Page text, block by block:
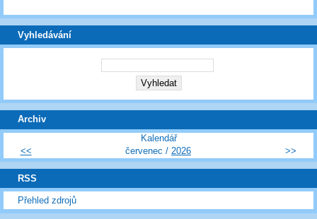
Vyhledávání
Archiv
Kalendář
<<
červenec / 2026 >>
RSS
Přehled zdrojů